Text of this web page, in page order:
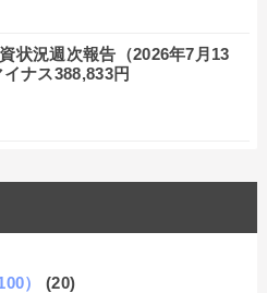
状況週次報告（2026年7月13
ナス388,833円
）
(20)